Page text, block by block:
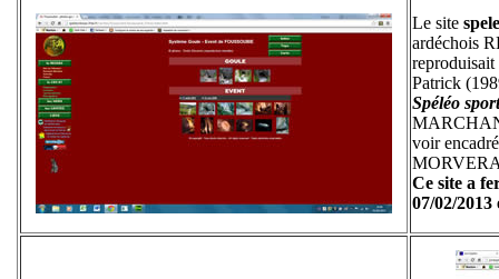
Le site
ardéchois
Patrick
Spéléo
voir
Ce site a
07/02/